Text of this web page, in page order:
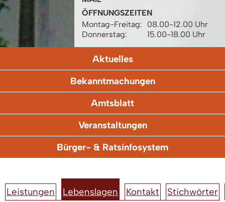
ÖFFNUNGSZEITEN
Montag-Freitag:
08.00-12.00 Uhr
Donnerstag:
15.00-18.00 Uhr
Aktuelles
Bekanntmachungen
Amtsblatt
Veranstaltungen
Bürger- & Ratsinfosystem
Leistungen Lebenslagen Kontakt Stichwörter